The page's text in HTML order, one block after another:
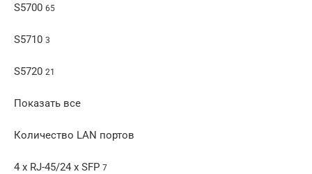
S5700 65
S5710 3
S5720 21
Показать все
Количество LAN портов
4 x RJ-45/24 x SFP 7